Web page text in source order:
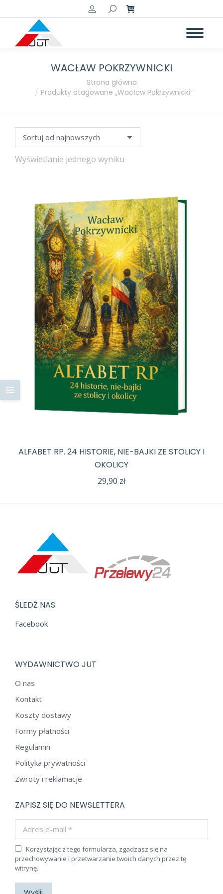
Szukaj:
WACŁAW POKRZYWNICKI
Strona główna
Produkty otagowane „Wacław Pokrzywnicki”
Wyświetlanie jednego wyniku
ALFABET RP. 24 HISTORIE, NIE-BAJKI ZE STOLICY I
OKOLICY
29,90 zł
ŚLEDŹ NAS
Facebook
WYDAWNICTWO JUT
O nas
Kontakt
Koszty dostawy
Formy płatności
Regulamin
Polityka prywatności
Zwroty i reklamacje
ZAPISZ SIĘ DO NEWSLETTERA
Korzystając z tego formularza, zgadzasz się na
przechowywanie i przetwarzanie twoich danych przez tę
witrynę.